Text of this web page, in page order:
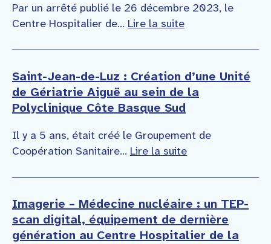
Par un arrêté publié le 26 décembre 2023, le
Centre Hospitalier de... Lire la suite
Saint-Jean-de-Luz : Création d’une Unité
de Gériatrie Aiguë au sein de la
Polyclinique Côte Basque Sud
Il y a 5 ans, était créé le Groupement de
Coopération Sanitaire... Lire la suite
Imagerie – Médecine nucléaire : un TEP-
scan digital, équipement de dernière
génération au Centre Hospitalier de la